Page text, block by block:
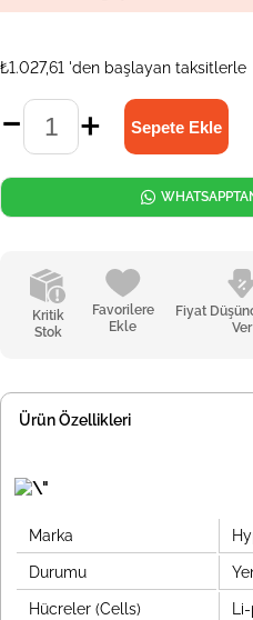
₺1.027,61 'den başlayan taksitlerle
Kritik
Stok
Favorilere
Ekle
Fiyat
Ver
Ürün Özellikleri
Marka
Durumu
Hücreler (Cells)